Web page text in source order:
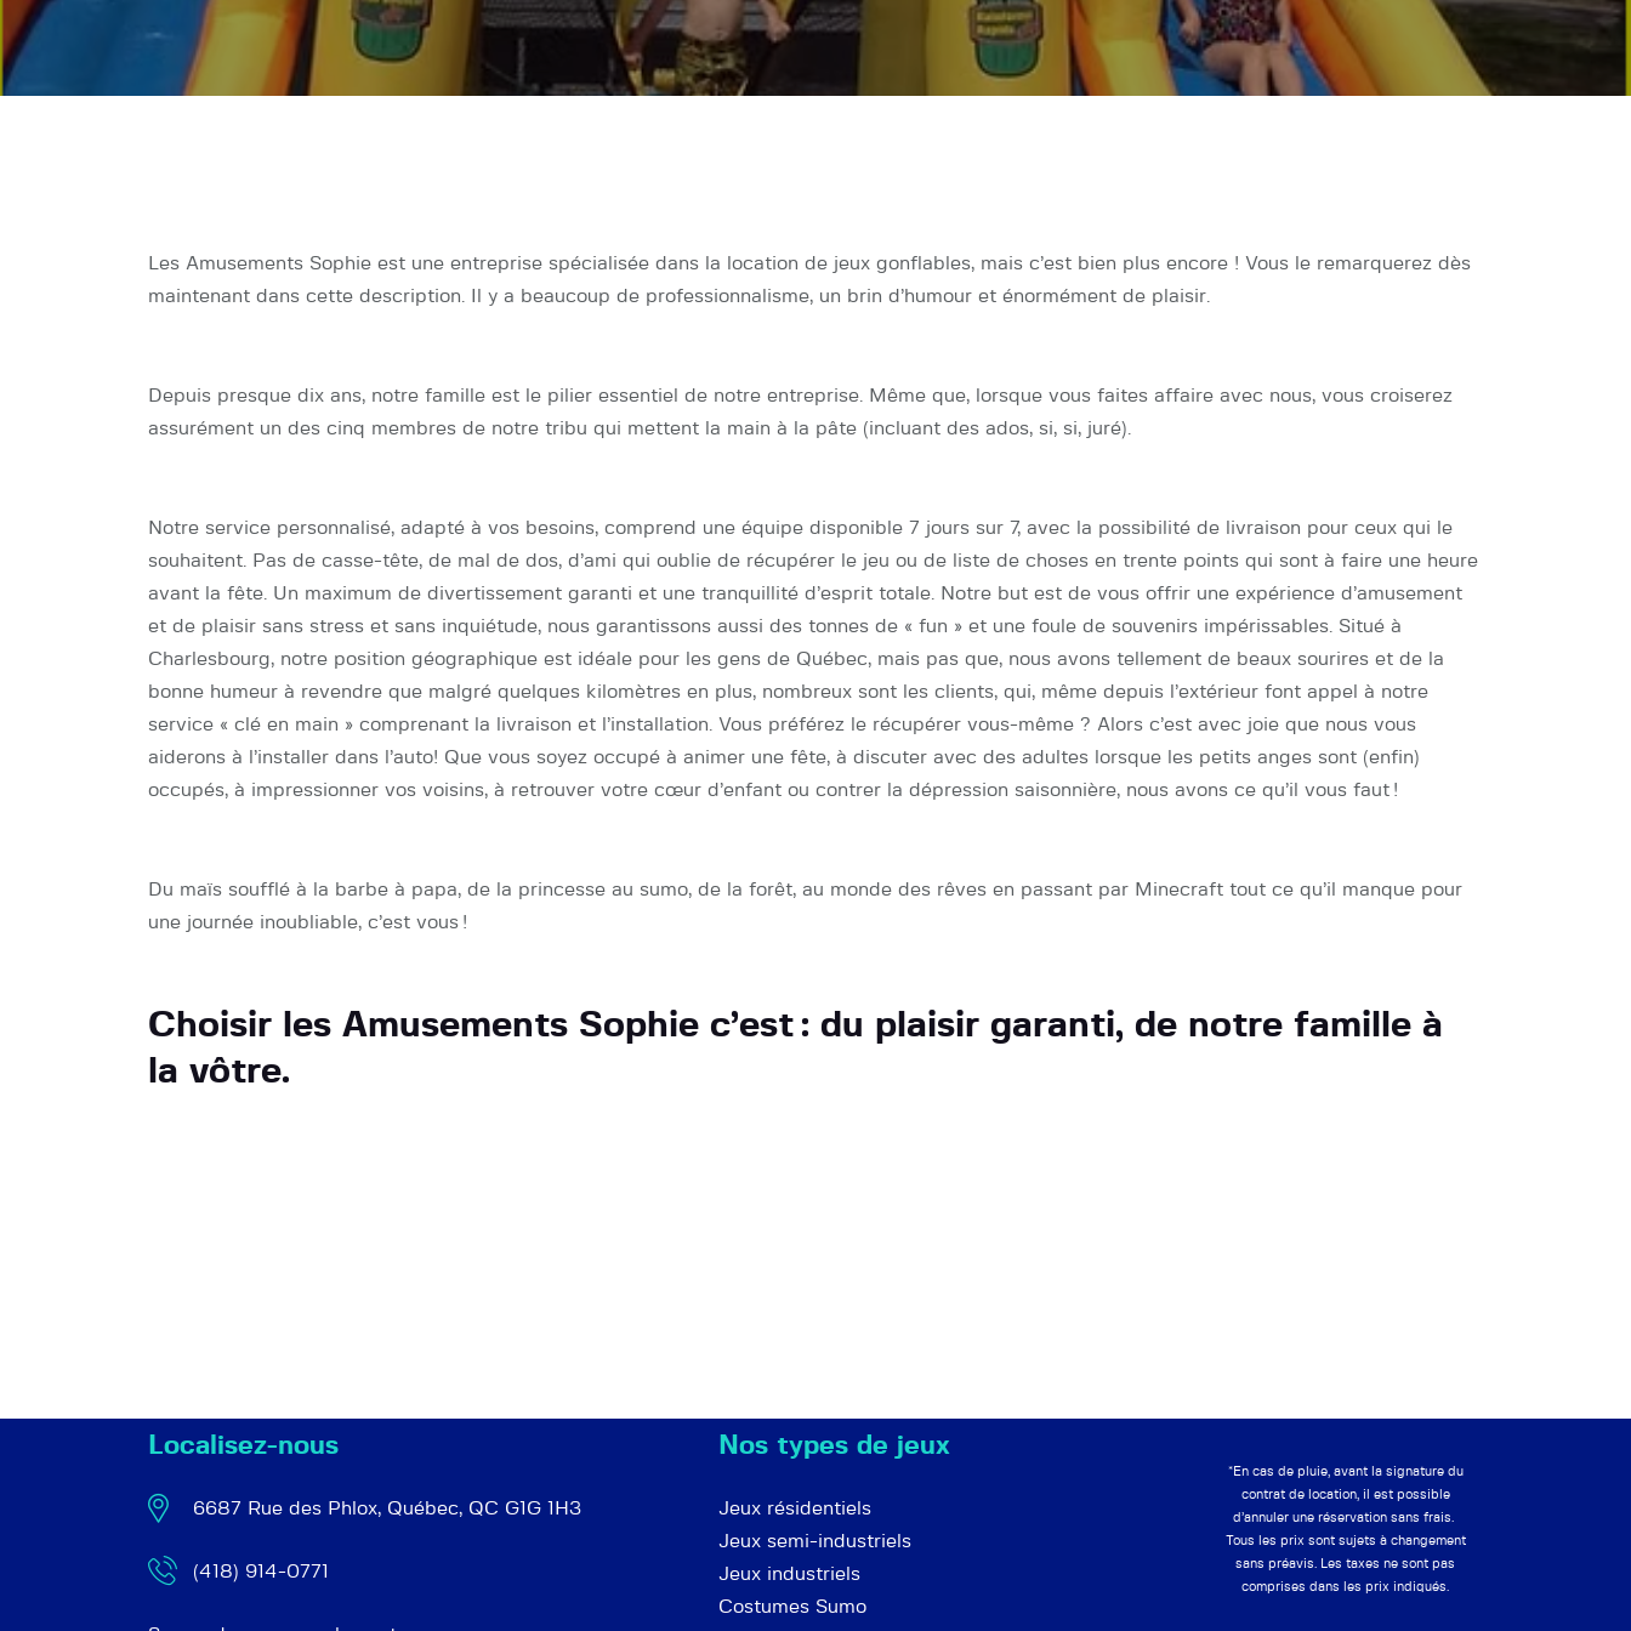
À Propos de nous
FAQ
Les Amusements Sophie est une entreprise spécialisée dans la location de jeux gonflables, mais c’est bien plus encore ! Vous le remarquerez dès
maintenant dans cette description. Il y a beaucoup de professionnalisme, un brin d’humour et énormément de plaisir.
Depuis presque dix ans, notre famille est le pilier essentiel de notre entreprise. Même que, lorsque vous faites affaire avec nous, vous croiserez
assurément un des cinq membres de notre tribu qui mettent la main à la pâte (incluant des ados, si, si, juré).
Notre service personnalisé, adapté à vos besoins, comprend une équipe disponible 7 jours sur 7, avec la possibilité de livraison pour ceux qui le
souhaitent. Pas de casse-tête, de mal de dos, d’ami qui oublie de récupérer le jeu ou de liste de choses en trente points qui sont à faire une heure
avant la fête. Un maximum de divertissement garanti et une tranquillité d’esprit totale. Notre but est de vous offrir une expérience d’amusement
et de plaisir sans stress et sans inquiétude, nous garantissons aussi des tonnes de « fun » et une foule de souvenirs impérissables. Situé à
Charlesbourg, notre position géographique est idéale pour les gens de Québec, mais pas que, nous avons tellement de beaux sourires et de la
bonne humeur à revendre que malgré quelques kilomètres en plus, nombreux sont les clients, qui, même depuis l’extérieur font appel à notre
service « clé en main » comprenant la livraison et l’installation. Vous préférez le récupérer vous-même ? Alors c’est avec joie que nous vous
aiderons à l’installer dans l’auto! Que vous soyez occupé à animer une fête, à discuter avec des adultes lorsque les petits anges sont (enfin)
occupés, à impressionner vos voisins, à retrouver votre cœur d’enfant ou contrer la dépression saisonnière, nous avons ce qu’il vous faut !
Du maïs soufflé à la barbe à papa, de la princesse au sumo, de la forêt, au monde des rêves en passant par Minecraft tout ce qu’il manque pour
une journée inoubliable, c’est vous !
Choisir les Amusements Sophie c’est : du plaisir garanti, de notre famille à
la vôtre.
Localisez-nous
6687 Rue des Phlox, Québec, QC G1G 1H3
(418) 914-0771
Nos types de jeux
Jeux résidentiels
Jeux semi-industriels
Jeux industriels
Costumes Sumo
*En cas de pluie, avant la signature du
contrat de location, il est possible
d’annuler une réservation sans frais.
Tous les prix sont sujets à changement
sans préavis. Les taxes ne sont pas
comprises dans les prix indiqués.